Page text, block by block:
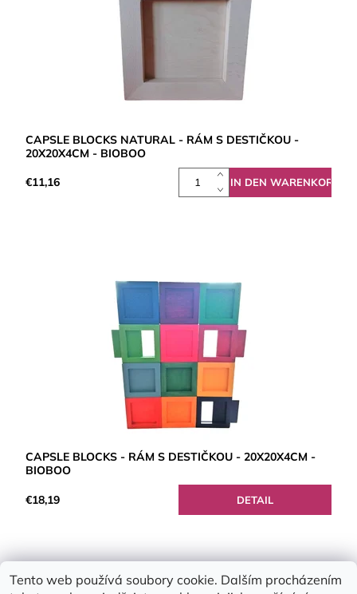
CAPSLE BLOCKS NATURAL - RÁM S DESTIČKOU -
20X20X4CM - BIOBOO
€11,16
CAPSLE BLOCKS - RÁM S DESTIČKOU - 20X20X4CM -
BIOBOO
€18,19 DETAIL
Tento web používá soubory cookie. Dalším procházením